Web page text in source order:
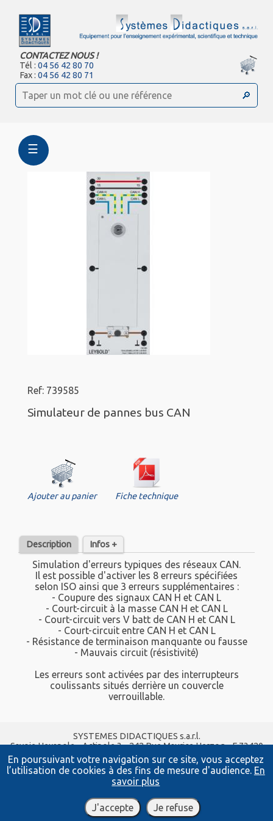
En poursuivant votre navigation sur ce site, vous acceptez
l’utilisation de cookies à des fins de mesure d'audience. En
savoir plus
J'accepte Je refuse
CONTACTEZ NOUS !
Tél :04 56 42 80 70
Fax :04 56 42 80 71
☰
Ref: 739585
Simulateur de pannes bus CAN
Ajouter au panier Fiche technique
Description Infos +
Simulation d'erreurs typiques des réseaux CAN.
Il est possible d'activer les 8 erreurs spécifiées
selon ISO ainsi que 3 erreurs supplémentaires :
- Coupure des signaux CAN H et CAN L
- Court-circuit à la masse CAN H et CAN L
- Court-circuit vers V batt de CAN H et CAN L
- Court-circuit entre CAN H et CAN L
- Résistance de terminaison manquante ou fausse
- Mauvais circuit (résistivité)
Les erreurs sont activées par des interrupteurs
coulissants situés derrière un couvercle
verrouillable.
SYSTEMES DIDACTIQUES s.a.r.l.
Savoie Hexapole - Actipole 3 - 242 Rue Maurice Herzog - F 73420
VIVIERS DU LAC
Tel : 04 56 42 80 70| Fax :04 56 42 80 71
xavier.granjon@systemes-didactiques.fr
systemes-didactiques.fr